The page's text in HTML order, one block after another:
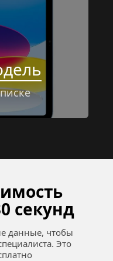
секунд
данные, чтобы
Это